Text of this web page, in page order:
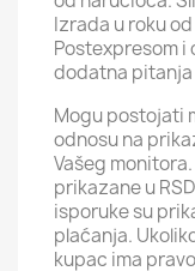
Izrada u roku
Postexpresom i
dodatna
Mogu postojati
odnosu na
Vašeg
prikazane u
isporuke su
plaćanja.
kupac ima